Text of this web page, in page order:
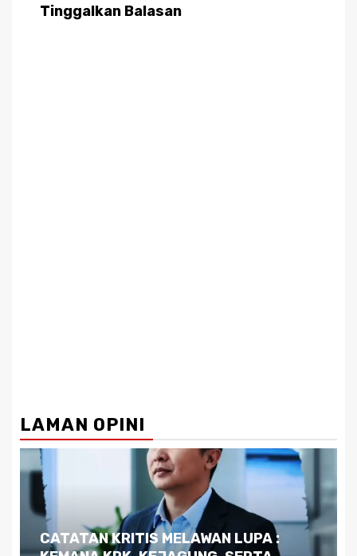
Tinggalkan Balasan
LAMAN OPINI
Dilema Kaltim di Tengah Krisis: